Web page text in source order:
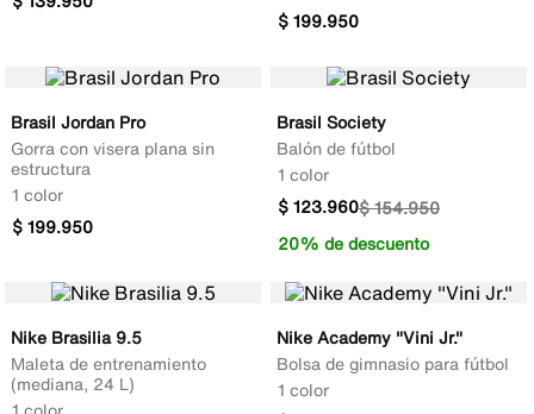
$199.950
Brasil Jordan Pro
Gorra con visera plana sin
estructura
1 color
$199.950
Brasil Society
Balón de fútbol
1 color
$154.950
$123.960
20% de descuento
Nike Brasilia 9.5
Maleta de entrenamiento
(mediana, 24 L)
Nike Academy "Vini Jr."
Bolsa de gimnasio para fútbol
1 color